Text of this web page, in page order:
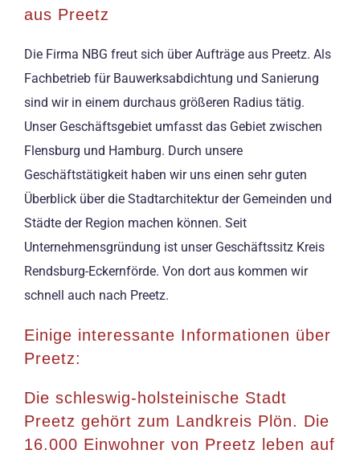
aus Preetz
Die Firma NBG freut sich über Aufträge aus Preetz. Als
Fachbetrieb für Bauwerksabdichtung und Sanierung
sind wir in einem durchaus größeren Radius tätig.
Unser Geschäftsgebiet umfasst das Gebiet zwischen
Flensburg und Hamburg. Durch unsere
Geschäftstätigkeit haben wir uns einen sehr guten
Überblick über die Stadtarchitektur der Gemeinden und
Städte der Region machen können. Seit
Unternehmensgründung ist unser Geschäftssitz Kreis
Rendsburg-Eckernförde. Von dort aus kommen wir
schnell auch nach Preetz.
Einige interessante Informationen über
Preetz:
Die schleswig-holsteinische Stadt
Preetz gehört zum Landkreis Plön. Die
16.000 Einwohner von Preetz leben auf